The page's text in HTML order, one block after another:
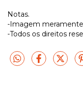
Notas.
-Imagem
-Todos os direitos